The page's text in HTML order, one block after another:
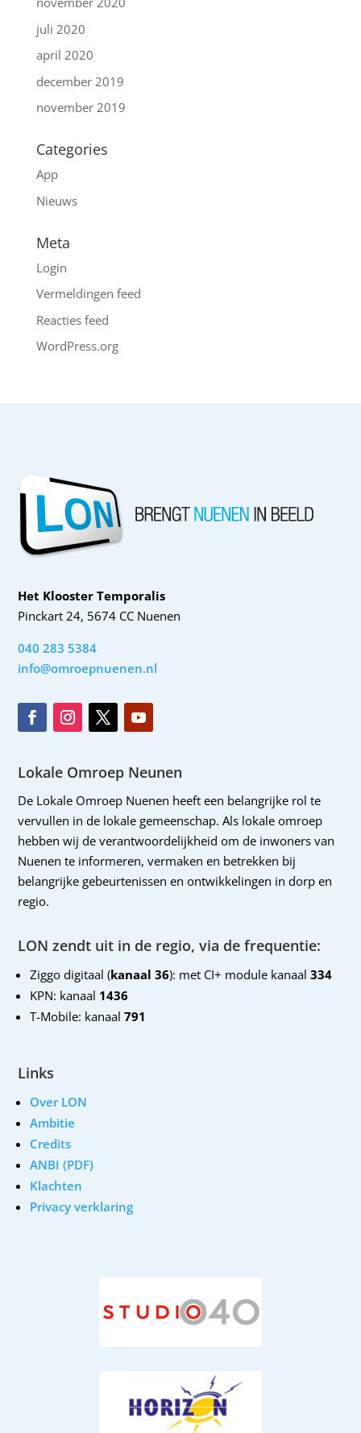
juli 2020
april 2020
december 2019
november 2019
Categories
App
Nieuws
Meta
Login
Vermeldingen feed
Reacties feed
WordPress.org
Het Klooster Temporalis
Pinckart 24, 5674 CC Nuenen
040 283 5384
info@omroepnuenen.nl
Lokale Omroep Neunen
De Lokale Omroep Nuenen heeft een belangrijke rol te
vervullen in de lokale gemeenschap. Als lokale omroep
hebben wij de verantwoordelijkheid om de inwoners van
Nuenen te informeren, vermaken en betrekken bij
belangrijke gebeurtenissen en ontwikkelingen in dorp en
regio.
LON zendt uit in de regio, via de frequentie:
Ziggo digitaal (kanaal 36): met CI+ module kanaal 334
KPN: kanaal 1436
T-Mobile: kanaal791
Links
Over LON
Ambitie
Credits
ANBI (PDF)
Klachten
Privacy verklaring